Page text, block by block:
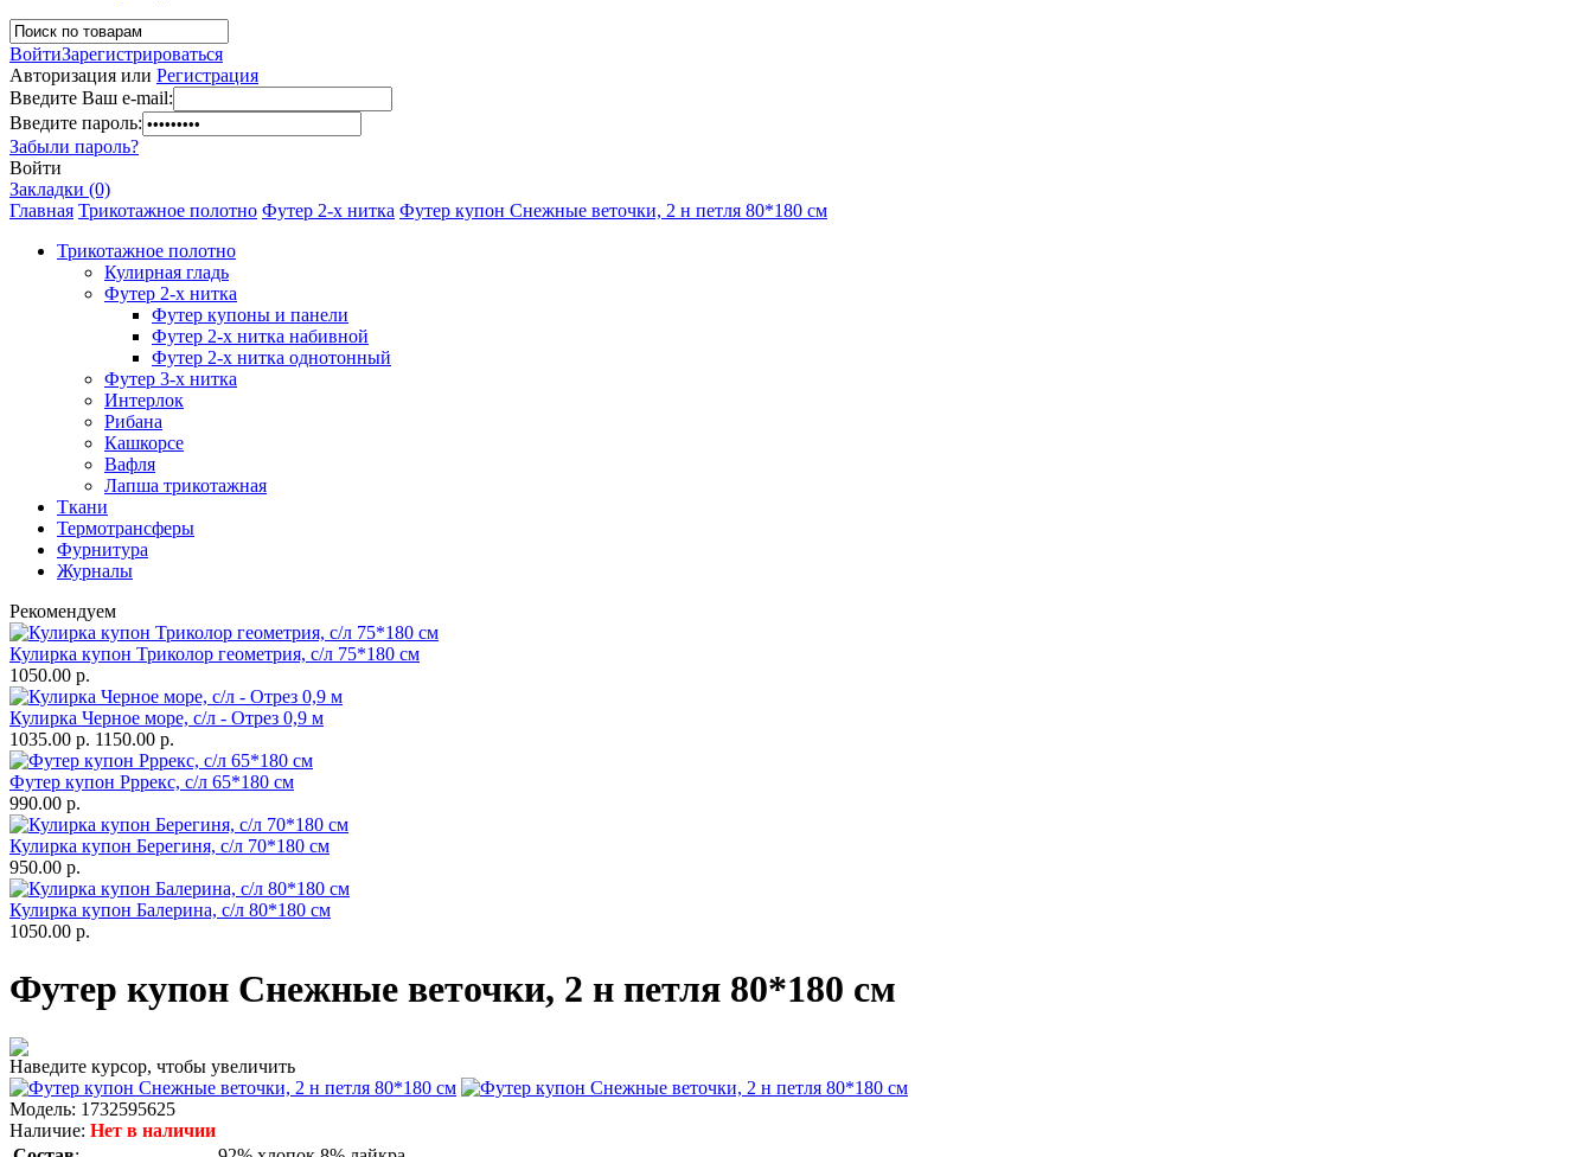
ВойтиЗарегистрироваться
Авторизация или Регистрация
Введите Ваш e-mail:
Введите пароль:
Забыли пароль?
Войти
Закладки (0)
Главная Трикотажное полотно Футер 2-х нитка Футер купон Снежные веточки, 2 н петля 80*180 см
Трикотажное полотно
Кулирная гладь
Футер 2-х нитка
Футер купоны и панели
Футер 2-х нитка набивной
Футер 2-х нитка однотонный
Футер 3-х нитка
Интерлок
Рибана
Кашкорсе
Вафля
Лапша трикотажная
Ткани
Термотрансферы
Фурнитура
Журналы
Рекомендуем
Кулирка купон Триколор геометрия, с/л 75*180 см
1050.00 р.
Кулирка Черное море, с/л - Отрез 0,9 м
1035.00 р. 1150.00 р.
Футер купон Рррекс, с/л 65*180 см
990.00 р.
Кулирка купон Берегиня, с/л 70*180 см
950.00 р.
Кулирка купон Балерина, с/л 80*180 см
1050.00 р.
Футер купон Снежные веточки, 2 н петля 80*180 см
Наведите курсор, чтобы увеличить
Модель: 1732595625
Наличие: Нет в наличии